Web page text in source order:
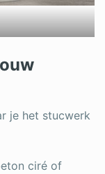
je het stucwerk
ciré of